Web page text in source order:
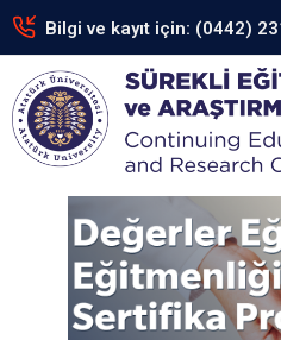
Bilgi ve kayıt için: (0442)